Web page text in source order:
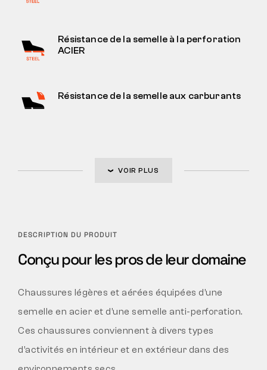
Résistance de la semelle à la perforation
ACIER
Résistance de la semelle aux carburants
VOIR PLUS
DESCRIPTION DU PRODUIT
Conçu pour les pros de leur domaine
Chaussures légères et aérées équipées d’une
semelle en acier et d’une semelle anti-perforation.
Ces chaussures conviennent à divers types
d’activités en intérieur et en extérieur dans des